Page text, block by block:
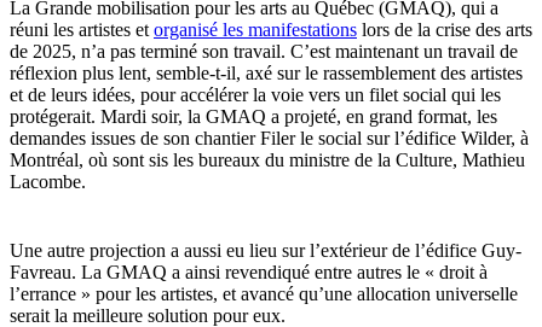
La Grande mobilisation pour les arts au Québec (GMAQ), qui a
réuni les artistes et organisé les manifestations lors de la crise des arts
de 2025, n’a pas terminé son travail. C’est maintenant un travail de
réflexion plus lent, semble-t-il, axé sur le rassemblement des artistes
et de leurs idées, pour accélérer la voie vers un filet social qui les
protégerait. Mardi soir, la GMAQ a projeté, en grand format, les
demandes issues de son chantier Filer le social sur l’édifice Wilder, à
Montréal, où sont sis les bureaux du ministre de la Culture, Mathieu
Lacombe.
Une autre projection a aussi eu lieu sur l’extérieur de l’édifice Guy-
Favreau. La GMAQ a ainsi revendiqué entre autres le « droit à
l’errance » pour les artistes, et avancé qu’une allocation universelle
serait la meilleure solution pour eux.